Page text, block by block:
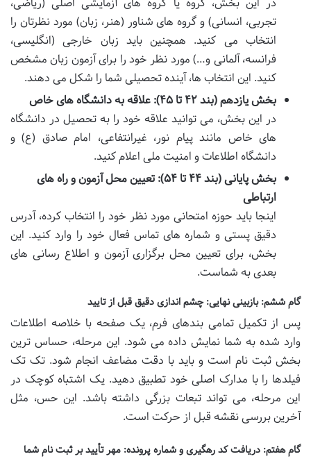
تجربی، انسانی) و گروه های شناور (هنر، زبان) مورد نظرتان را
انتخاب می کنید. همچنین باید زبان خارجی (انگلیسی،
فرانسه، آلمانی و…) مورد نظر خود را برای آزمون زبان مشخص
کنید. این انتخاب ها، آینده تحصیلی شما را شکل می دهند.
بخش یازدهم (بند ۴۲ تا ۴۵): علاقه به دانشگاه های خاص
در این بخش، می توانید علاقه خود را به تحصیل در دانشگاه
های خاص مانند پیام نور، غیرانتفاعی، امام صادق (ع) و
دانشگاه اطلاعات و امنیت ملی اعلام کنید.
بخش پایانی (بند ۴۴ تا ۵۴): تعیین محل آزمون و راه های
ارتباطی
اینجا باید حوزه امتحانی مورد نظر خود را انتخاب کرده، آدرس
دقیق پستی و شماره های تماس فعال خود را وارد کنید. این
بخش، برای تعیین محل برگزاری آزمون و اطلاع رسانی های
بعدی به شماست.
گام ششم: بازبینی نهایی: چشم اندازی دقیق قبل از تایید
پس از تکمیل تمامی بندهای فرم، یک صفحه با خلاصه اطلاعات
وارد شده به شما نمایش داده می شود. این مرحله، حساس ترین
بخش ثبت نام است و باید با دقت مضاعف انجام شود. تک تک
فیلدها را با مدارک اصلی خود تطبیق دهید. یک اشتباه کوچک در
این مرحله، می تواند تبعات بزرگی داشته باشد. این حس، مثل
آخرین بررسی نقشه قبل از حرکت است.
گام هفتم: دریافت کد رهگیری و شماره پرونده: مهر تأیید بر ثبت نام شما